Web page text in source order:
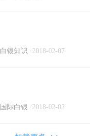
白银知识 · 2018-02-07
国际白银 · 2018-02-02